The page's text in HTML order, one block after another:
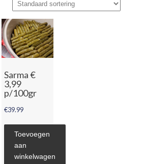
Sarma €
3,99
p/100gr
€39.99
Toevoegen
aan
winkelwagen